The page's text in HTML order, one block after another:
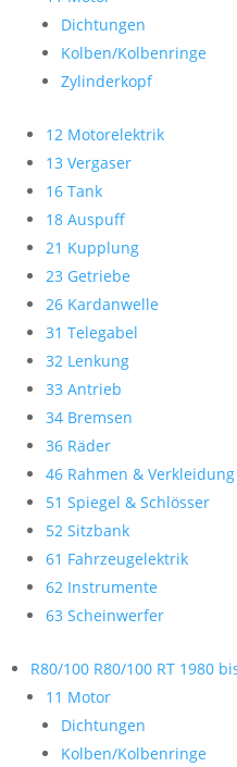
Dichtungen
Kolben/Kolbenringe
Zylinderkopf
12 Motorelektrik
13 Vergaser
16 Tank
18 Auspuff
21 Kupplung
23 Getriebe
26 Kardanwelle
31 Telegabel
32 Lenkung
33 Antrieb
34 Bremsen
36 Räder
46 Rahmen & Verkleidung
51 Spiegel & Schlösser
52 Sitzbank
61 Fahrzeugelektrik
62 Instrumente
63 Scheinwerfer
R80/100 R80/100 RT 1980
11 Motor
Dichtungen
Kolben/Kolbenringe